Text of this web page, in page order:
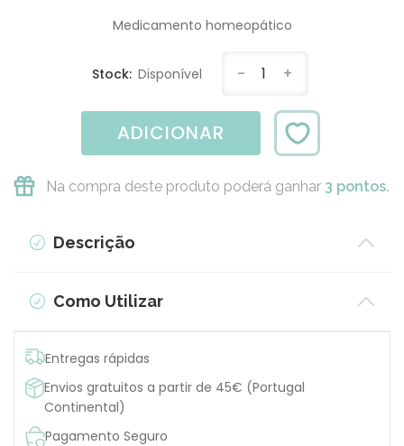
Medicamento homeopático
Stock: Disponível - 1 +
ADICIONAR
Na compra deste produto poderá ganhar 3 pontos.
Descrição
Como Utilizar
Entregas rápidas
Envios gratuitos a partir de 45€ (Portugal
Continental)
Pagamento Seguro